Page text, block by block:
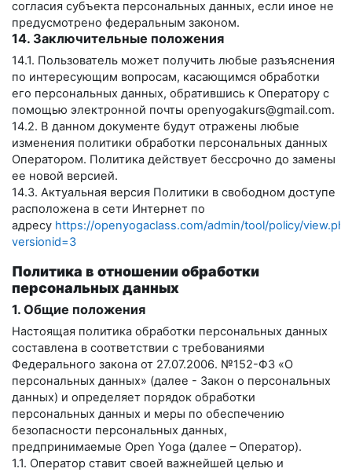
согласия субъекта персональных данных, если иное не
предусмотрено федеральным законом.
14. Заключительные положения
14.1. Пользователь может получить любые разъяснения
по интересующим вопросам, касающимся обработки
его персональных данных, обратившись к Оператору с
помощью электронной почты openyogakurs@gmail.com.
14.2. В данном документе будут отражены любые
изменения политики обработки персональных данных
Оператором. Политика действует бессрочно до замены
ее новой версией.
14.3. Актуальная версия Политики в свободном доступе
расположена в сети Интернет по
адресу https://openyogaclass.com/admin/tool/policy/
versionid=3
Политика в отношении обработки
персональных данных
1. Общие положения
Настоящая политика обработки персональных данных
составлена в соответствии с требованиями
Федерального закона от 27.07.2006. №152-ФЗ «О
персональных данных» (далее - Закон о персональных
данных) и определяет порядок обработки
персональных данных и меры по обеспечению
безопасности персональных данных,
предпринимаемые Open Yoga (далее – Оператор).
1.1. Оператор ставит своей важнейшей целью и